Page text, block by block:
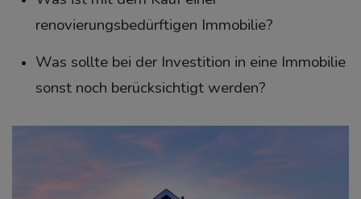
renovierungsbedürftigen Immobilie?
Was sollte bei der Investition in eine Immobilie
sonst noch berücksichtigt werden?